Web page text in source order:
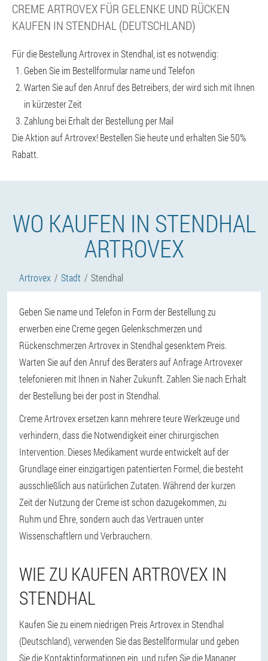
CREME ARTROVEX FÜR GELENKE UND RÜCKEN
KAUFEN IN STENDHAL (DEUTSCHLAND)
Für die Bestellung Artrovex in Stendhal, ist es notwendig:
Geben Sie im Bestellformular name und Telefon
Warten Sie auf den Anruf des Betreibers, der wird sich mit Ihnen
in kürzester Zeit
Zahlung bei Erhalt der Bestellung per Mail
Die Aktion auf Artrovex! Bestellen Sie heute und erhalten Sie 50%
Rabatt.
WO KAUFEN IN STENDHAL
ARTROVEX
Artrovex Stadt Stendhal
Geben Sie name und Telefon in Form der Bestellung zu
erwerben eine Creme gegen Gelenkschmerzen und
Rückenschmerzen Artrovex in Stendhal gesenktem Preis.
Warten Sie auf den Anruf des Beraters auf Anfrage Artrovexer
telefonieren mit Ihnen in Naher Zukunft. Zahlen Sie nach Erhalt
der Bestellung bei der post in Stendhal.
Creme Artrovex ersetzen kann mehrere teure Werkzeuge und
verhindern, dass die Notwendigkeit einer chirurgischen
Intervention. Dieses Medikament wurde entwickelt auf der
Grundlage einer einzigartigen patentierten Formel, die besteht
ausschließlich aus natürlichen Zutaten. Während der kurzen
Zeit der Nutzung der Creme ist schon dazugekommen, zu
Ruhm und Ehre, sondern auch das Vertrauen unter
Wissenschaftlern und Verbrauchern.
WIE ZU KAUFEN ARTROVEX IN
STENDHAL
Kaufen Sie zu einem niedrigen Preis Artrovex in Stendhal
(Deutschland), verwenden Sie das Bestellformular und geben
Sie die Kontaktinformationen ein, und rufen Sie die Manager